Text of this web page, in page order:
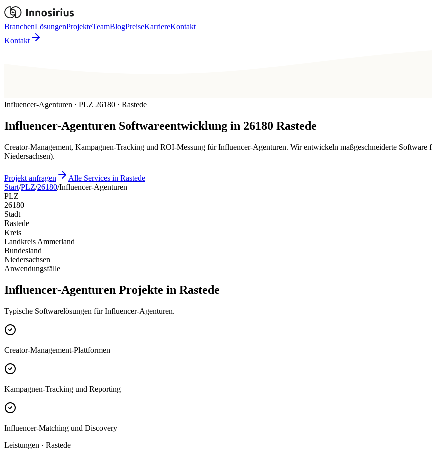
BranchenLösungenProjekteTeamBlogPreiseKarriereKontakt
Kontakt
Influencer-Agenturen · PLZ 26180 · Rastede
Influencer-Agenturen Softwareentwicklung in 26180 Rastede
Creator-Management, Kampagnen-Tracking und ROI-Messung für Influencer-Agenturen. Wir entwickeln maßgeschneiderte
Niedersachsen).
Projekt anfragen
Alle Services in Rastede
Start/PLZ/26180/Influencer-Agenturen
PLZ
26180
Stadt
Rastede
Kreis
Landkreis Ammerland
Bundesland
Niedersachsen
Anwendungsfälle
Influencer-Agenturen Projekte in Rastede
Typische Softwarelösungen für Influencer-Agenturen.
Creator-Management-Plattformen
Kampagnen-Tracking und Reporting
Influencer-Matching und Discovery
Leistungen · Rastede